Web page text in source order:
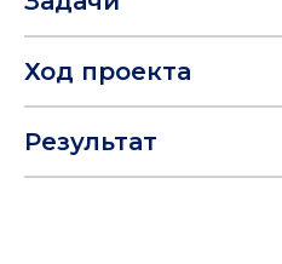
Ход проекта
Результат